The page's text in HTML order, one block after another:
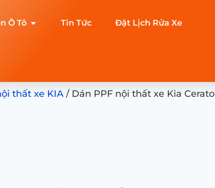
Ô Tô Tin Tức Đặt Lịch Rửa Xe
thất xe KIA / Dán PPF nội thất xe Kia Cerato